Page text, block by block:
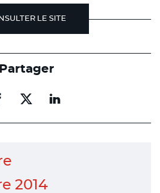
LE SITE
Partager
Partager
facebook
Partager
linkedin
2014